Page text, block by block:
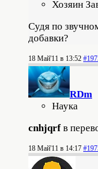
Хозяин
Судя по
добавки?
18 Май'11 в 13:52
RDm
Наука
cnhjqrf в
18 Май'11 в 14:17